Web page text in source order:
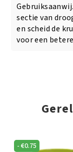
sectie van
en scheid de
voor een
-€0.75